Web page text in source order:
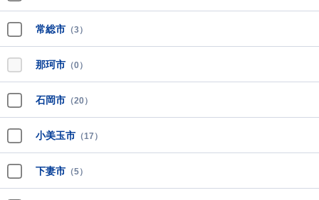
常総市 （3）
那珂市 （0）
石岡市 （20）
小美玉市 （17）
下妻市 （5）